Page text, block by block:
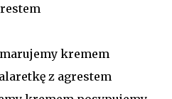
kremem
z agrestem